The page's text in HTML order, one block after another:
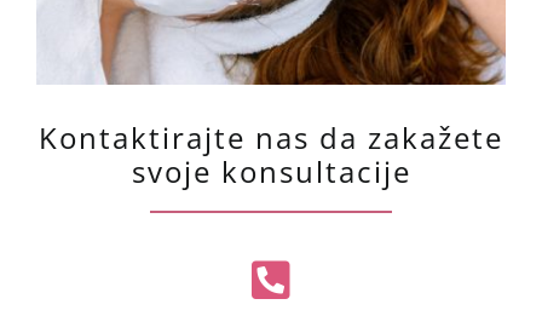
Kontaktirajte nas da zakažete
svoje konsultacije